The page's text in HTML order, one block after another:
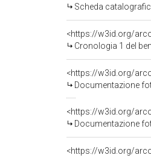
Scheda
<https://w3id.org/
Cronologia 1 del
Documentazione
Documentazione
<https://w3id.org/